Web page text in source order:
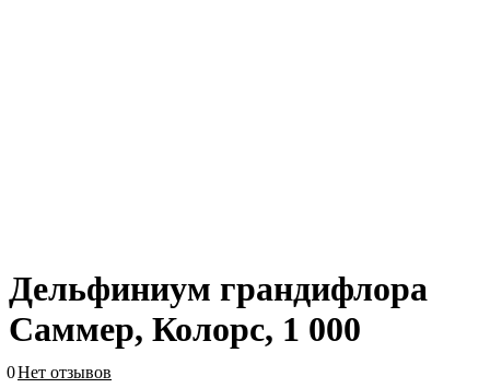
Дельфиниум грандифлора
Саммер, Колорс, 1 000
0Нет отзывов